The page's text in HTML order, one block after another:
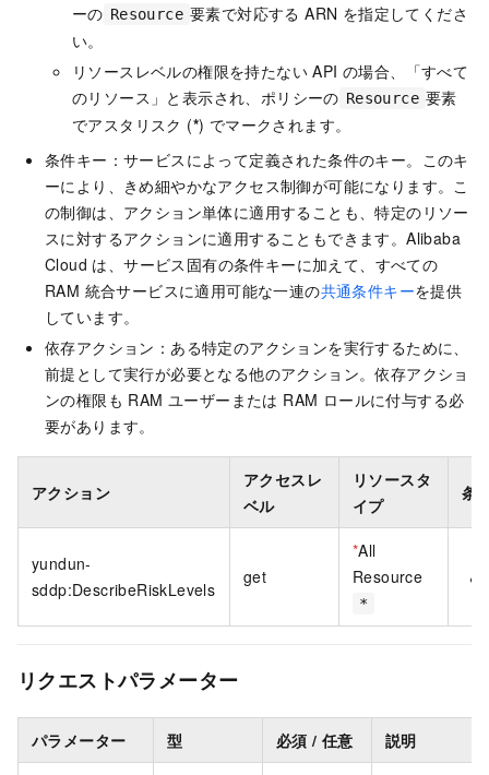
ーの Resource 要素で対応する ARN を指定してくださ
い。
リソースレベルの権限を持たない API の場合、「すべて
のリソース」と表示され、ポリシーの Resource 要素
でアスタリスク (*) でマークされます。
条件キー：サービスによって定義された条件のキー。このキ
ーにより、きめ細やかなアクセス制御が可能になります。こ
の制御は、アクション単体に適用することも、特定のリソー
スに対するアクションに適用することもできます。Alibaba
Cloud は、サービス固有の条件キーに加えて、すべての
RAM 統合サービスに適用可能な一連の共通条件キーを提供
しています。
依存アクション：ある特定のアクションを実行するために、
前提として実行が必要となる他のアクション。依存アクショ
ンの権限も RAM ユーザーまたは RAM ロールに付与する必
要があります。
アクション
アクセスレ
ベル
リソースタ
イプ
条
yundun-
sddp:DescribeRiskLevels
get
*All
Resource
*
リクエストパラメーター
パラメーター 型 必須 / 任意 説明